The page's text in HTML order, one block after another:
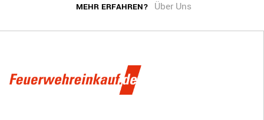
MEHR ERFAHREN? Über Uns